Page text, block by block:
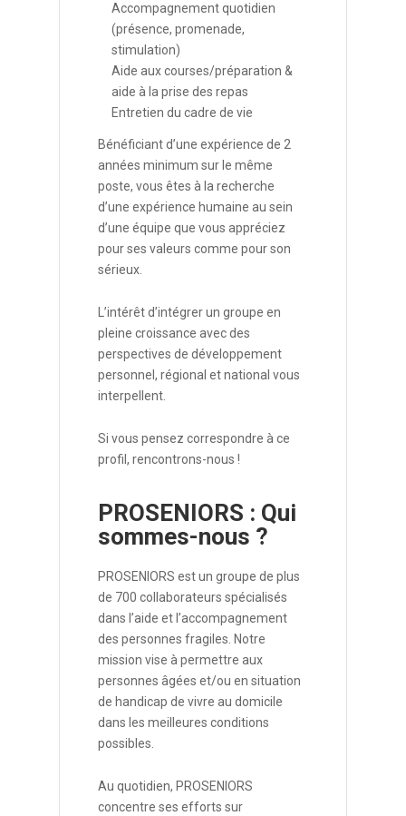
Accompagnement quotidien
(présence, promenade,
stimulation)
Aide aux courses/préparation &
aide à la prise des repas
Entretien du cadre de vie
Bénéficiant d’une expérience de 2
années minimum sur le même
poste, vous êtes à la recherche
d’une expérience humaine au sein
d’une équipe que vous appréciez
pour ses valeurs comme pour son
sérieux.
L’intérêt d’intégrer un groupe en
pleine croissance avec des
perspectives de développement
personnel, régional et national vous
interpellent.
Si vous pensez correspondre à ce
profil, rencontrons-nous !
PROSENIORS : Qui
sommes-nous ?
PROSENIORS est un groupe de plus
de 700 collaborateurs spécialisés
dans l’aide et l’accompagnement
des personnes fragiles. Notre
mission vise à permettre aux
personnes âgées et/ou en situation
de handicap de vivre au domicile
dans les meilleures conditions
possibles.
Au quotidien, PROSENIORS
concentre ses efforts sur